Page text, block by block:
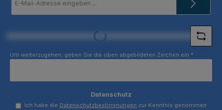
Mail-
Loading...
Um weiterzugehen, geben Sie die oben abgebildeten Zeichen ein *
Datenschutz
Ich habe die Datenschutzbestimmungen zur Kenntnis genommen